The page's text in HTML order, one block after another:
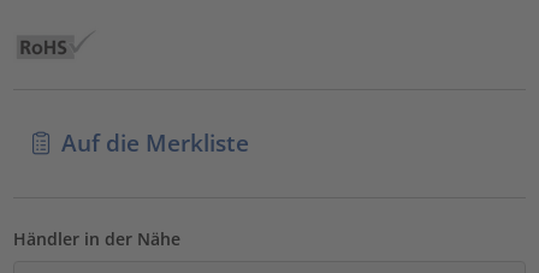
Auf die Merkliste
Händler in der Nähe